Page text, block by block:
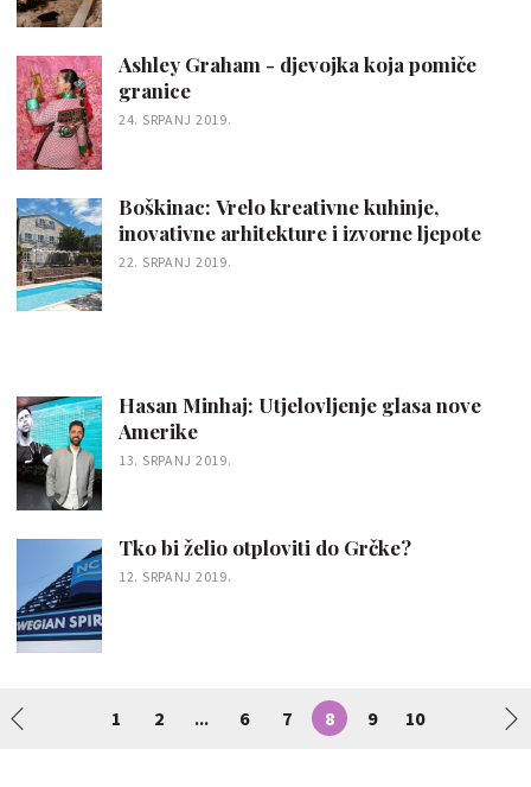
Ashley Graham - djevojka koja pomiče
granice
24. SRPANJ 2019.
Boškinac: Vrelo kreativne kuhinje,
inovativne arhitekture i izvorne ljepote
22. SRPANJ 2019.
Hasan Minhaj: Utjelovljenje glasa nove
Amerike
13. SRPANJ 2019.
Tko bi želio otploviti do Grčke?
12. SRPANJ 2019.
1 2 ... 6 7 8 9 10